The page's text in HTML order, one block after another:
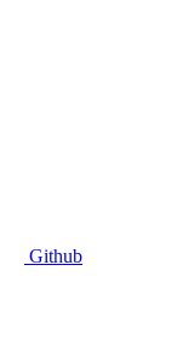
Github